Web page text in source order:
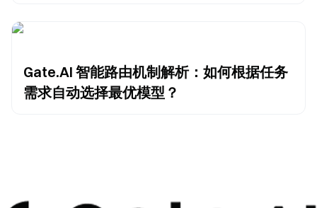
Gate.AI 智能路由机制解析：如何根据任务
需求自动选择最优模型？